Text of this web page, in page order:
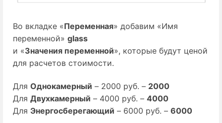
Во вкладке «Переменная» добавим «Имя
переменной» glass
и «Значения переменной», которые будут ценой
для расчетов стоимости.
Для Однокамерный – 2000 руб. – 2000
Для Двухкамерный – 4000 руб. – 4000
Для Энергосберегающий – 6000 руб. – 6000